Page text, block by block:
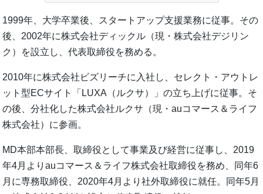
1999年、大学卒業後、スタートアップ支援業務に従事。その
後、2002年に株式会社ディックル（現・株式会社デジリン
ク）を設立し、代表取締役を務める。
2010年に株式会社ビズリーチに入社し、セレクト・アウトレ
ット型ECサイト「LUXA（ルクサ）」の立ち上げに従事。そ
の後、分社化した株式会社ルクサ（現・auコマース＆ライフ
株式会社）に参画。
MD本部本部長、取締役として事業及び経営に従事し、2019
年4月よりauコマース＆ライフ株式会社取締役を務め、同年6
月に専務取締役、2020年4月より社外取締役に就任。同年5月